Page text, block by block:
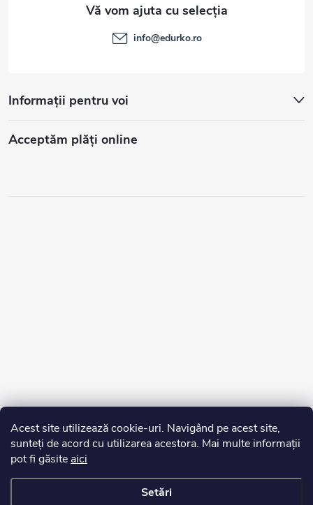
Acest site utilizează cookie-uri. Navigând pe acest site,
sunteți de acord cu utilizarea acestora. Mai multe informații
pot fi găsite aici
Setări
Informații pentru voi
Acceptăm plăţi online
info@edurko.ro